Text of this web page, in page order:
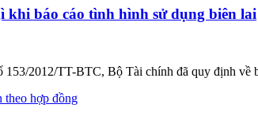
khi báo cáo tình hình sử dụng biên lai
2012/TT-BTC, Bộ Tài chính đã quy định về